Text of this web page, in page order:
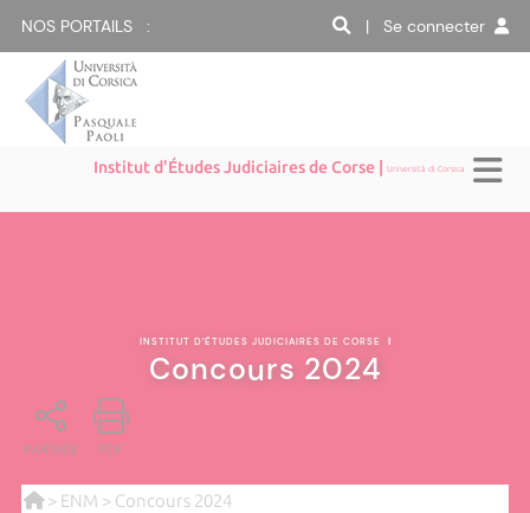
NOS PORTAILS : | Se connecter
Institut d'Études Judiciaires de Corse |Università di Corsica
INSTITUT D'ÉTUDES JUDICIAIRES DE CORSE |
Concours 2024
PARTAGE PDF
> ENM > Concours 2024